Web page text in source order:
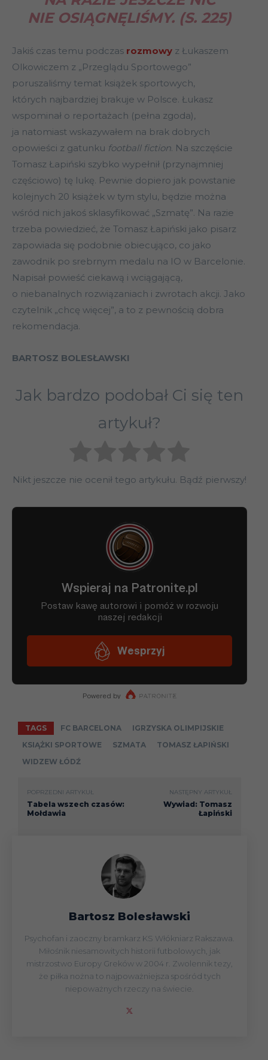
NIE OSIĄGNĘLIŚMY. (S. 225)
Jakiś czas temu podczas rozmowy z Łukaszem
Olkowiczem z „Przeglądu Sportowego”
poruszaliśmy temat książek sportowych,
których najbardziej brakuje w Polsce. Łukasz
wspominał o reportażach (pełna zgoda),
ja natomiast wskazywałem na brak dobrych
opowieści z gatunku football fiction. Na szczęście
Tomasz Łapiński szybko wypełnił (przynajmniej
częściowo) tę lukę. Pewnie dopiero jak powstanie
kolejnych 20 książek w tym stylu, będzie można
wśród nich jakoś sklasyfikować „Szmatę”. Na razie
trzeba powiedzieć, że Tomasz Łapiński jako pisarz
zapowiada się podobnie obiecująco, co jako
zawodnik po srebrnym medalu na IO w Barcelonie.
Napisał powieść ciekawą i wciągającą,
o niebanalnych rozwiązaniach i zwrotach akcji. Jako
czytelnik „chcę więcej”, a to z pewnością dobra
rekomendacja.
BARTOSZ BOLESŁAWSKI
Jak bardzo podobał Ci się ten
artykuł?
Nikt jeszcze nie ocenił tego artykułu. Bądź pierwszy!
TAGS FC BARCELONA
IGRZYSKA OLIMPIJSKIE
KSIĄŻKI SPORTOWE
SZMATA
TOMASZ ŁAPIŃSKI
WIDZEW ŁÓDŹ
POPRZEDNI ARTYKUŁ
Tabela wszech czasów:
Mołdawia
NASTĘPNY ARTYKUŁ
Wywiad: Tomasz
Łapiński
Bartosz Bolesławski
Psychofan i zaoczny bramkarz KS Włókniarz Rakszawa.
Miłośnik niesamowitych historii futbolowych, jak
mistrzostwo Europy Greków w 2004 r. Zwolennik tezy,
że piłka nożna to najpoważniejsza spośród tych
niepoważnych rzeczy na świecie.